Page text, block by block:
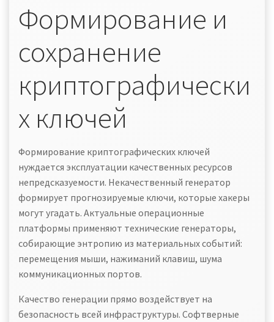
Формирование и
сохранение
криптографически
х ключей
Формирование криптографических ключей
нуждается эксплуатации качественных ресурсов
непредсказуемости. Некачественный генератор
формирует прогнозируемые ключи, которые хакеры
могут угадать. Актуальные операционные
платформы применяют технические генераторы,
собирающие энтропию из материальных событий:
перемещения мыши, нажиманий клавиш, шума
коммуникационных портов.
Качество генерации прямо воздействует на
безопасность всей инфраструктуры. Софтверные